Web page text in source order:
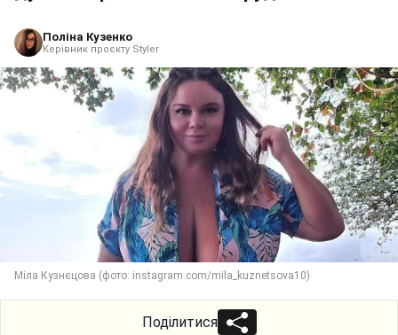
Поліна Кузенко
Керівник проєкту Styler
Міла Кузнєцова (фото: instagram.com/mila_kuznetsova10)
Поділитися